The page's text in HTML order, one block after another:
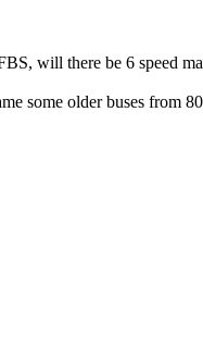
will there be 6 speed
some older buses from